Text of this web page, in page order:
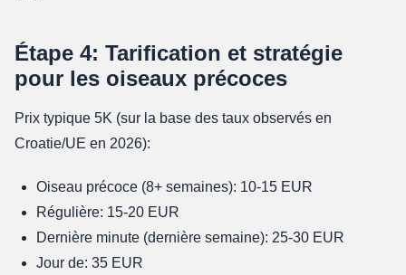
Étape 4: Tarification et stratégie
pour les oiseaux précoces
Prix typique 5K (sur la base des taux observés en
Croatie/UE en 2026):
Oiseau précoce (8+ semaines): 10-15 EUR
Régulière: 15-20 EUR
Dernière minute (dernière semaine): 25-30 EUR
Jour de: 35 EUR